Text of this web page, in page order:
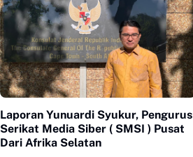
Laporan Yunuardi Syukur, Pengurus
Serikat Media Siber ( SMSI ) Pusat
Dari Afrika Selatan